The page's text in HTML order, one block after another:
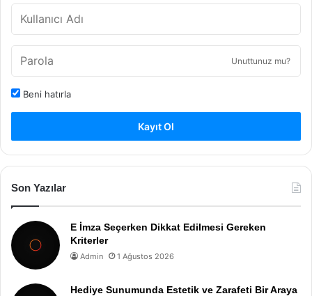
Unuttunuz mu?
Beni hatırla
Kayıt Ol
Son Yazılar
E İmza Seçerken Dikkat Edilmesi Gereken
Kriterler
Admin 1 Ağustos 2026
Hediye Sunumunda Estetik ve Zarafeti Bir Araya